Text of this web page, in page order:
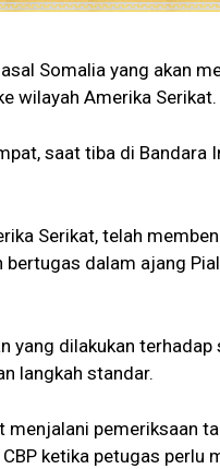
Somalia yang akan
wilayah Amerika Serikat.
saat tiba di Bandara
Serikat, telah
dalam ajang
yang dilakukan
langkah standar.
pemeriksaan
ketika petugas perlu